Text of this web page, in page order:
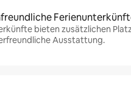
bieten zusätzlichen
Ausstattung.